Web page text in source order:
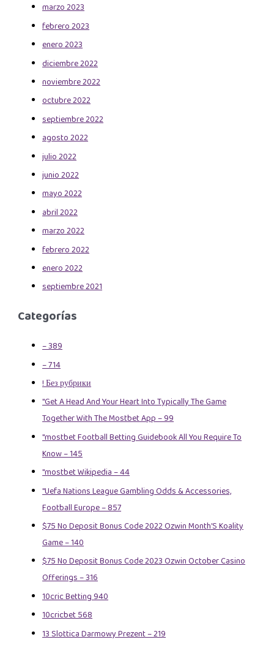
marzo 2023
febrero 2023
enero 2023
diciembre 2022
noviembre 2022
octubre 2022
septiembre 2022
agosto 2022
julio 2022
junio 2022
mayo 2022
abril 2022
marzo 2022
febrero 2022
enero 2022
septiembre 2021
Categorías
– 389
– 714
! Без рубрики
"Get A Head And Your Heart Into Typically The Game
Together With The Mostbet App – 99
"mostbet Football Betting Guidebook All You Require To
Know – 145
"mostbet Wikipedia – 44
"Uefa Nations League Gambling Odds & Accessories,
Football Europe – 857
$75 No Deposit Bonus Code 2022 Ozwin Month’S Koality
Game – 140
$75 No Deposit Bonus Code 2023 Ozwin October Casino
Offerings – 316
10cric Betting 940
10cricbet 568
13 Slottica Darmowy Prezent – 219